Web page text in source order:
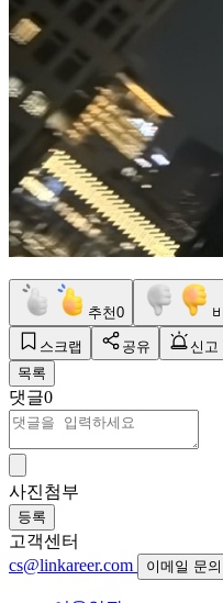
추천0
스크랩 공유
신고
목록
댓글0
사진첨부
등록
고객센터
cs@linkareer.com
이메일 문의